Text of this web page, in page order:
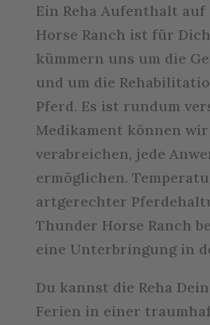
Ein Reha Aufenthalt
Horse Ranch ist für
kümmern uns um die
und um die
Pferd. Es ist rundum
Medikament können
verabreichen, jede
ermöglichen.
artgerechter
Thunder Horse Ranch
eine Unterbringung in
Du kannst die Reha
Ferien in einer